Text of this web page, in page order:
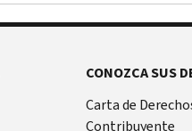
CONOZCA SUS
Carta de
Contribuyente